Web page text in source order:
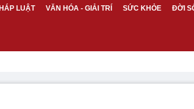
LUẬT VĂN HÓA - GIẢI TRÍ SỨC KHỎE ĐỜI